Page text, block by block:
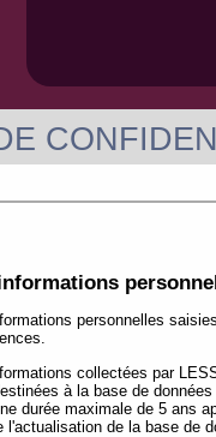
personnelles
collectées par
à la base de
durée maximale de 5 ans
l'actualisation de la base de